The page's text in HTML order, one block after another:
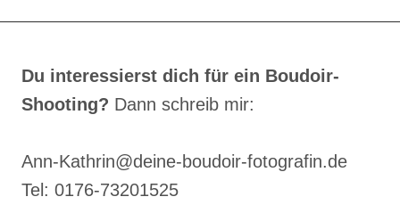
SHOOTING
Du interessierst dich für ein Boudoir-
Shooting? Dann schreib mir:
Ann-Kathrin@deine-boudoir-fotografin.de
Tel: 0176-73201525